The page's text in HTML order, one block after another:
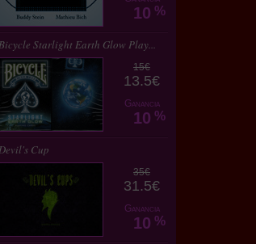
10 %
Starlight Earth Glow Play...
15€
13.5€
Ganancia
10 %
Cup
35€
31.5€
Ganancia
10 %